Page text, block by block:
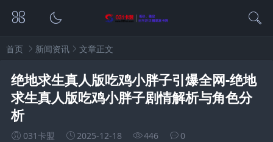
首页 新闻资讯 文章正文
绝地求生真人版吃鸡小胖子引爆全网-绝地
求生真人版吃鸡小胖子剧情解析与角色分
析
031卡盟 2025-12-18 446 0